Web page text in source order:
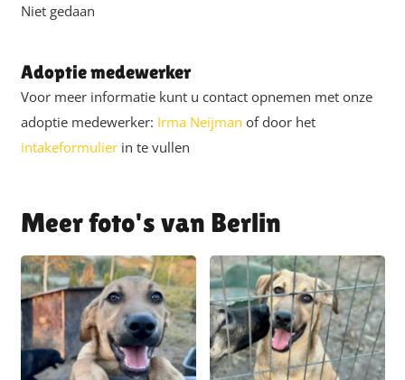
Niet gedaan
Adoptie medewerker
Voor meer informatie kunt u contact opnemen met onze
adoptie medewerker: Irma Neijman of door het
intakeformulierin te vullen
Berlin